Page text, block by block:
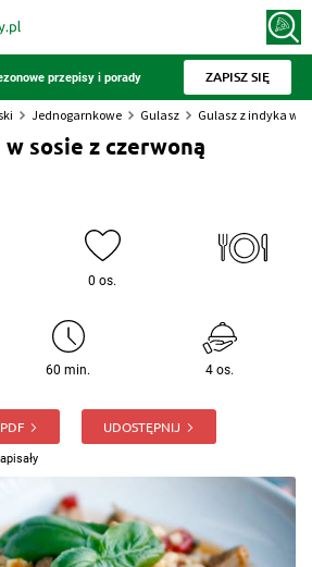
przepisy i porady ZAPISZ SIĘ
Jednogarnkowe Gulasz Gulasz z indyka w
sosie z czerwoną
0 os.
60 min. 4 os.
UDOSTĘPNIJ